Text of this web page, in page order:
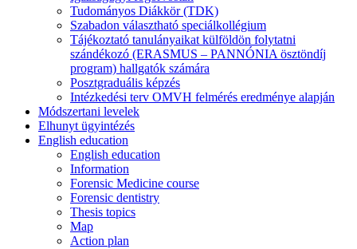
Tudományos Diákkör (TDK)
Szabadon választható speciálkollégium
Tájékoztató tanulányaikat külföldön folytatni
szándékozó (ERASMUS – PANNÓNIA ösztöndíj
program) hallgatók számára
Posztgraduális képzés
Intézkedési terv OMVH felmérés eredménye alapján
Módszertani levelek
Elhunyt ügyintézés
English education
English education
Information
Forensic Medicine course
Forensic dentistry
Thesis topics
Map
Action plan